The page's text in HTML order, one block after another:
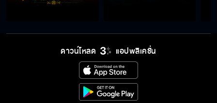
เมียใหม่ดีกว่า
มันเห็นลูกเป็นผักเป็นปลาหรือไง ถึงจะคิดขายเด็ก
น่าสมเพชแท้ๆ
ดาวน์โหลด แอปพลิเคชั่น